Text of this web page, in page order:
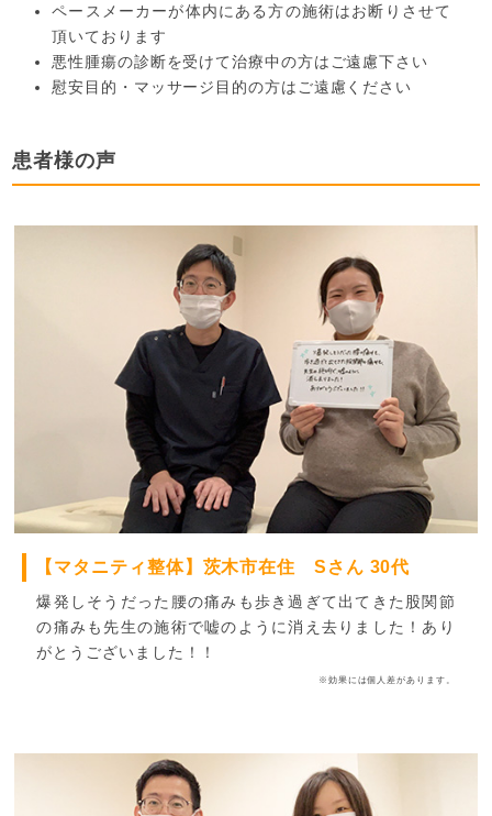
ペースメーカーが体内にある方の施術はお断りさせて
頂いております
悪性腫瘍の診断を受けて治療中の方はご遠慮下さい
慰安目的・マッサージ目的の方はご遠慮ください
患者様の声
【マタニティ整体】茨木市在住 Sさん 30代
爆発しそうだった腰の痛みも歩き過ぎて出てきた股関節
の痛みも先生の施術で嘘のように消え去りました！あり
がとうございました！！
※効果には個人差があります。